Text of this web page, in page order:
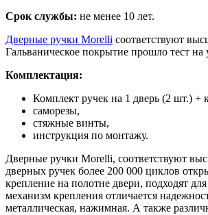
Срок службы: не менее 10 лет.
Дверные ручки Morelli соответствуют
Гальваническое покрытие прошло тест на
Комплектация:
Комплект ручек на 1 дверь (2 шт.) +
саморезы,
стяжные винты,
инструкция по монтажу.
Дверные ручки Morelli, соответствуют
дверных ручек более 200 000 циклов
крепление на полотне двери, подходят
механизм крепления отличается
металлическая, нажимная. А также